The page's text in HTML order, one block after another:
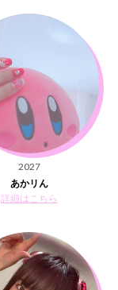
2027
あかリん
詳細はこちら